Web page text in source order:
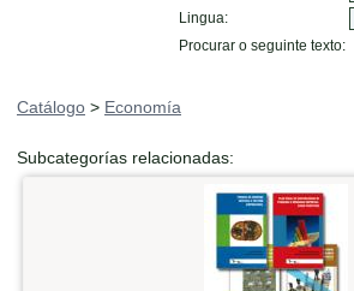
Lingua:
Procurar o seguinte texto:
Catálogo > Economía
Subcategorías relacionadas: